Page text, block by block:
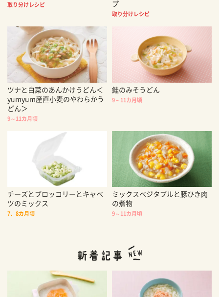
取り分けレシピ プ
取り分けレシピ
ツナと白菜のあんかけうどん＜
yumyum産直小麦のやわらかう
どん＞
9～11カ月頃
鮭のみそうどん
9～11カ月頃
チーズとブロッコリーとキャベ
ツのミックス
7、8カ月頃
ミックスベジタブルと豚ひき肉
の煮物
9～11カ月頃